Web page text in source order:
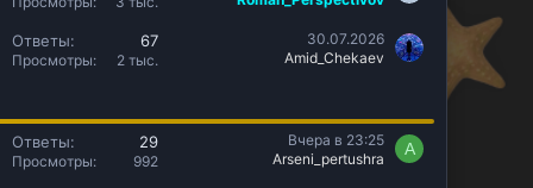
Ответы 67
Просмотры 2 тыс.
30.07.2026
Amid_Chekaev
Ответы 29
Просмотры 992
Вчера в 23:25
Arseni_pertushra
A